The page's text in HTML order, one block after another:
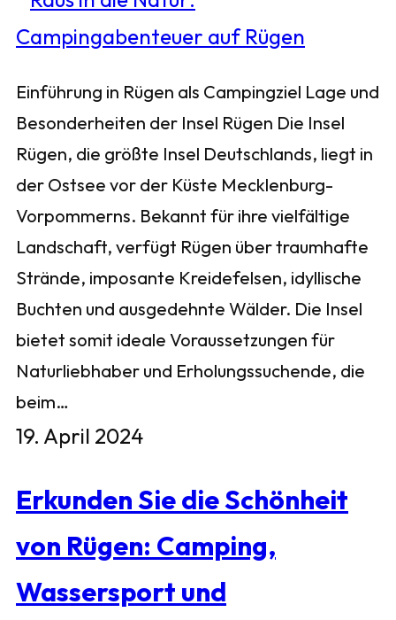
Einführung in Rügen als Campingziel Lage und
Besonderheiten der Insel Rügen Die Insel
Rügen, die größte Insel Deutschlands, liegt in
der Ostsee vor der Küste Mecklenburg-
Vorpommerns. Bekannt für ihre vielfältige
Landschaft, verfügt Rügen über traumhafte
Strände, imposante Kreidefelsen, idyllische
Buchten und ausgedehnte Wälder. Die Insel
bietet somit ideale Voraussetzungen für
Naturliebhaber und Erholungssuchende, die
beim…
19. April 2024
Erkunden Sie die Schönheit
von Rügen: Camping,
Wassersport und